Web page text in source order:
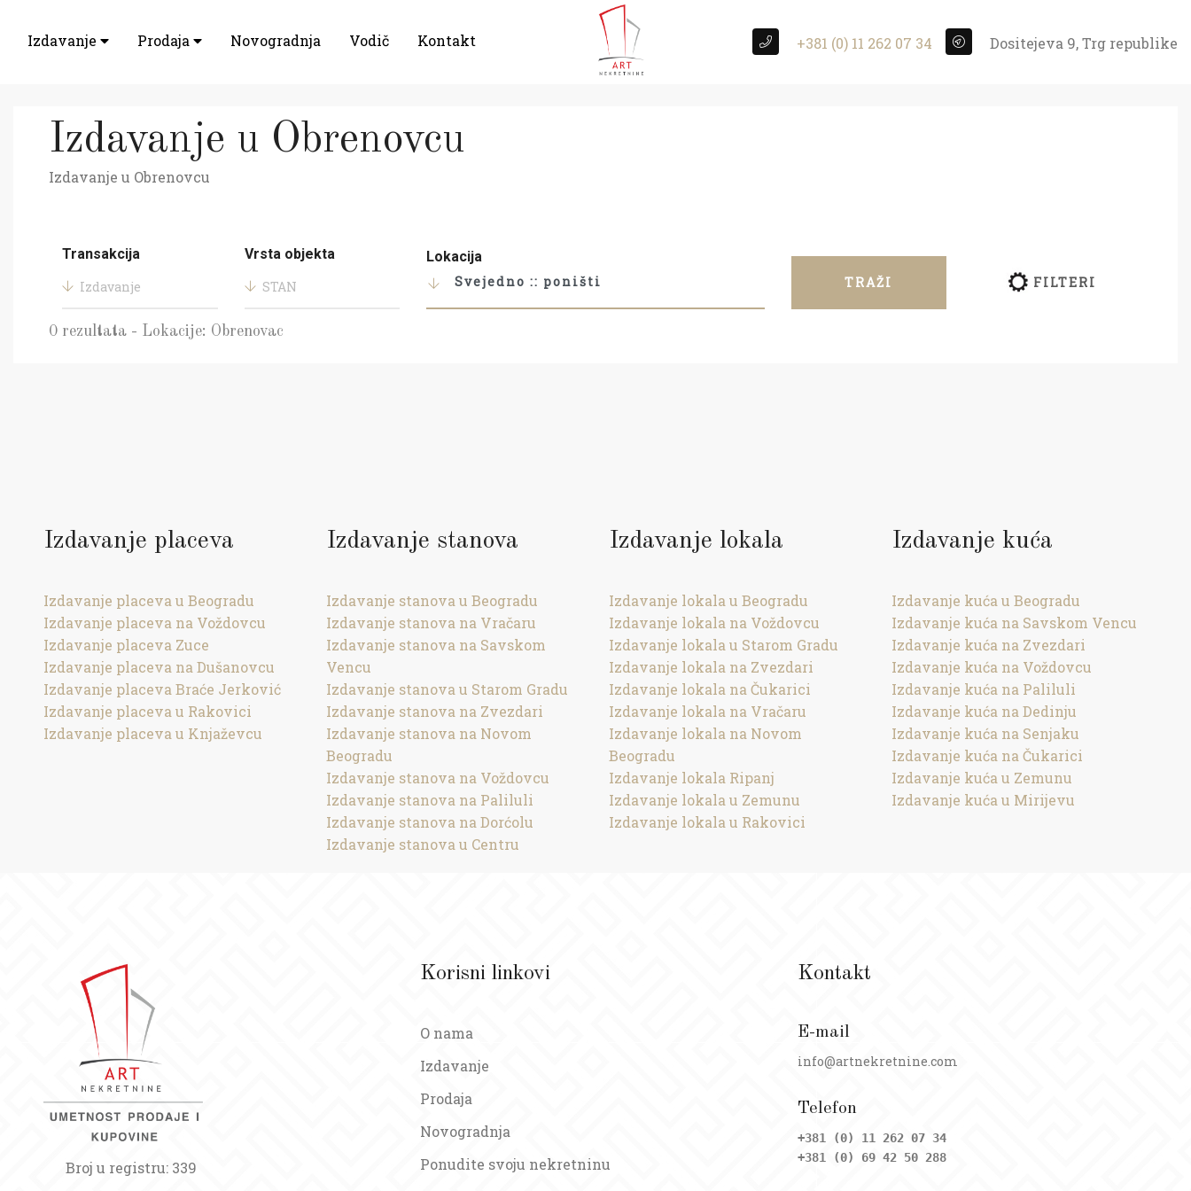
Izdavanje Prodaja Novogradnja Vodič Kontakt +381 (0) 11 262 07 34 Dositejeva 9, Trg republike
Izdavanje u Obrenovcu
Izdavanje u Obrenovcu
Transakcija
Izdavanje
Vrsta objekta
STAN
Lokacija
Svejedno :: poništi
TRAŽI FILTERI
0 rezultata - Lokacije: Obrenovac
Izdavanje placeva
Izdavanje placeva u Beogradu
Izdavanje placeva na Voždovcu
Izdavanje placeva Zuce
Izdavanje placeva na Dušanovcu
Izdavanje placeva Braće Jerković
Izdavanje placeva u Rakovici
Izdavanje placeva u Knjaževcu
Izdavanje stanova
Izdavanje stanova u Beogradu
Izdavanje stanova na Vračaru
Izdavanje stanova na Savskom
Vencu
Izdavanje stanova u Starom Gradu
Izdavanje stanova na Zvezdari
Izdavanje stanova na Novom
Beogradu
Izdavanje stanova na Voždovcu
Izdavanje stanova na Paliluli
Izdavanje stanova na Dorćolu
Izdavanje stanova u Centru
Izdavanje lokala
Izdavanje lokala u Beogradu
Izdavanje lokala na Voždovcu
Izdavanje lokala u Starom Gradu
Izdavanje lokala na Zvezdari
Izdavanje lokala na Čukarici
Izdavanje lokala na Vračaru
Izdavanje lokala na Novom
Beogradu
Izdavanje lokala Ripanj
Izdavanje lokala u Zemunu
Izdavanje lokala u Rakovici
Izdavanje kuća
Izdavanje kuća u Beogradu
Izdavanje kuća na Savskom Vencu
Izdavanje kuća na Zvezdari
Izdavanje kuća na Voždovcu
Izdavanje kuća na Paliluli
Izdavanje kuća na Dedinju
Izdavanje kuća na Senjaku
Izdavanje kuća na Čukarici
Izdavanje kuća u Zemunu
Izdavanje kuća u Mirijevu
Broj u registru: 339
Korisni linkovi
O nama
Izdavanje
Prodaja
Novogradnja
Ponudite svoju nekretninu
Kontakt
E-mail
info@artnekretnine.com
Telefon
+381 (0) 11 262 07 34
+381 (0) 69 42 50 288